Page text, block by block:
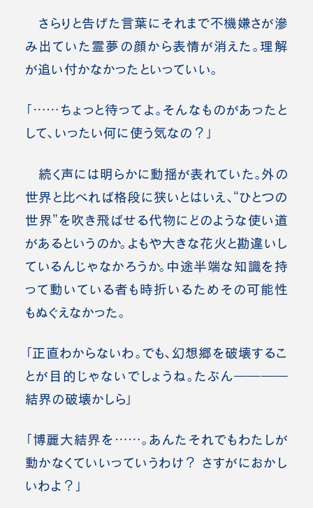
さらりと告げた言葉にそれまで不機嫌さが滲
み出ていた霊夢の顔から表情が消えた。理解
が追い付かなかったといっていい。
「……ちょっと待ってよ。そんなものがあったと
して、いったい何に使う気なの？」
続く声には明らかに動揺が表れていた。外の
世界と比べれば格段に狭いとはいえ、“ひとつの
世界”を吹き飛ばせる代物にどのような使い道
があるというのか。よもや大きな花火と勘違いし
ているんじゃなかろうか。中途半端な知識を持
って動いている者も時折いるためその可能性
もぬぐえなかった。
「正直わからないわ。でも、幻想郷を破壊するこ
とが目的じゃないでしょうね。たぶん――――
結界の破壊かしら」
「博麗大結界を……。あんたそれでもわたしが
動かなくていいっていうわけ？ さすがにおかし
いわよ？」